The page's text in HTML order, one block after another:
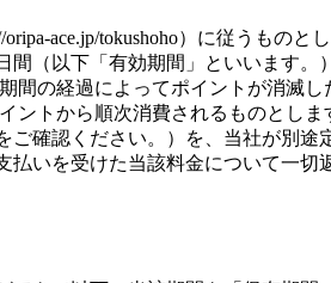
ace.jp/tokushoho）に従うものとし
（以下「有効期間」といいます。
間の経過によってポイントが消滅
トから順次消費されるものとしま
確認ください。）を、当社が別途
いを受けた当該料金について一切